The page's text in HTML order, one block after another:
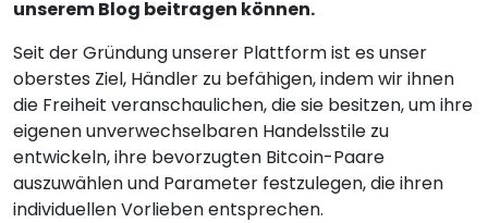
unserem Blog beitragen können.
Seit der Gründung unserer Plattform ist es unser
oberstes Ziel, Händler zu befähigen, indem wir ihnen
die Freiheit veranschaulichen, die sie besitzen, um ihre
eigenen unverwechselbaren Handelsstile zu
entwickeln, ihre bevorzugten Bitcoin-Paare
auszuwählen und Parameter festzulegen, die ihren
individuellen Vorlieben entsprechen.